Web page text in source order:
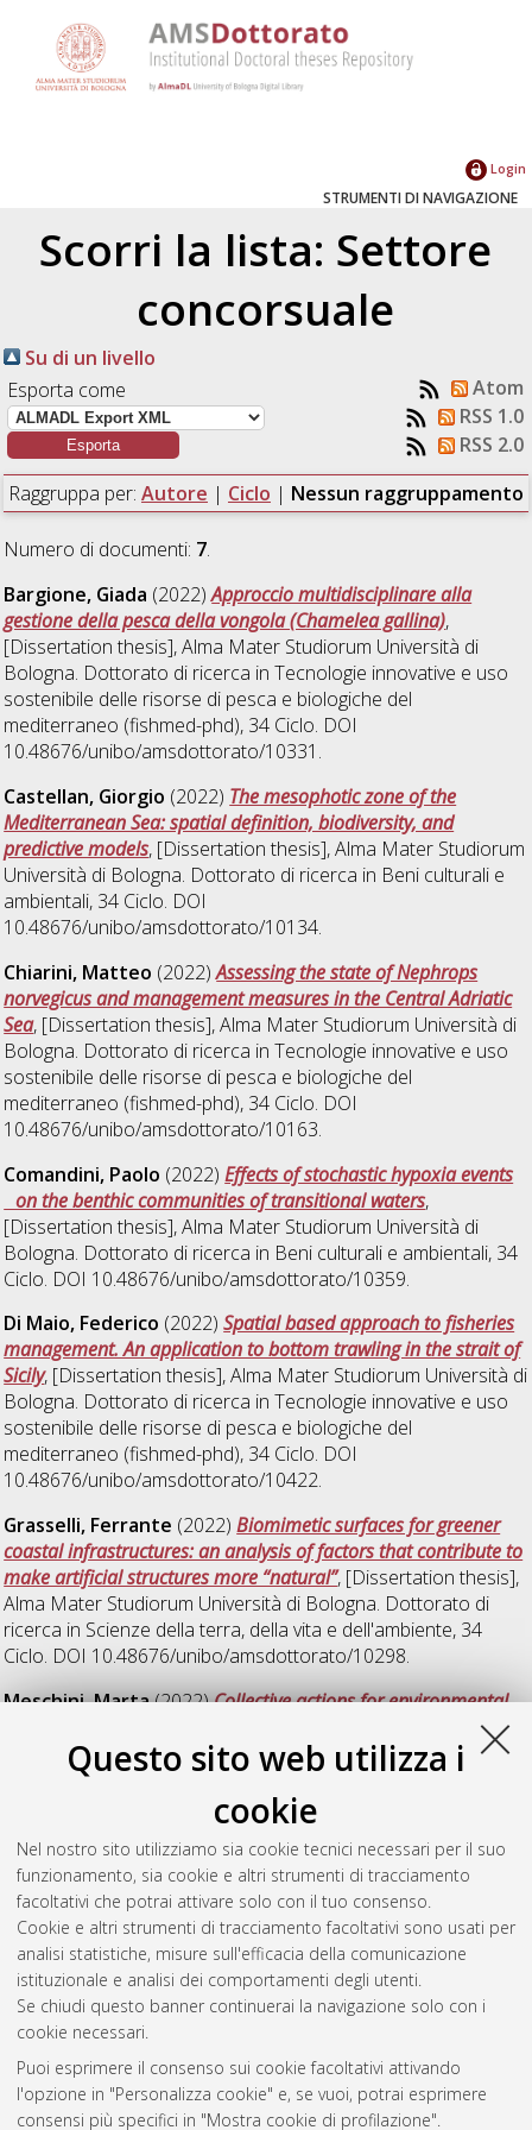
Questo sito web utilizza i
cookie
Nel nostro sito utilizziamo sia cookie tecnici necessari per il suo
funzionamento, sia cookie e altri strumenti di tracciamento
facoltativi che potrai attivare solo con il tuo consenso.
Cookie e altri strumenti di tracciamento facoltativi sono usati per
analisi statistiche, misure sull'efficacia della comunicazione
istituzionale e analisi dei comportamenti degli utenti.
Se chiudi questo banner continuerai la navigazione solo con i
cookie necessari.
Puoi esprimere il consenso sui cookie facoltativi attivando
l'opzione in "Personalizza cookie" e, se vuoi, potrai esprimere
consensi più specifici in "Mostra cookie di profilazione".
Login
STRUMENTI DI NAVIGAZIONE
Scorri la lista: Settore
concorsuale
Su di un livello
Esporta come
Atom
RSS 1.0
RSS 2.0
Raggruppa per: Autore | Ciclo | Nessun raggruppamento
Numero di documenti: 7.
Bargione, Giada (2022)Approccio multidisciplinare alla
gestione della pesca della vongola (Chamelea gallina),
[Dissertation thesis], Alma Mater Studiorum Università di
Bologna. Dottorato di ricerca inTecnologie innovative e uso
sostenibile delle risorse di pesca e biologiche del
mediterraneo (fishmed-phd), 34 Ciclo. DOI
10.48676/unibo/amsdottorato/10331.
Castellan, Giorgio (2022) The mesophotic zone of the
Mediterranean Sea: spatial definition, biodiversity, and
predictive models, [Dissertation thesis], Alma Mater Studiorum
Università di Bologna. Dottorato di ricerca in Beni culturali e
ambientali, 34 Ciclo. DOI
10.48676/unibo/amsdottorato/10134.
Chiarini, Matteo (2022)Assessing the state of Nephrops
norvegicus and management measures in the Central Adriatic
Sea, [Dissertation thesis], Alma Mater Studiorum Università di
Bologna. Dottorato di ricerca inTecnologie innovative e uso
sostenibile delle risorse di pesca e biologiche del
mediterraneo (fishmed-phd), 34 Ciclo. DOI
10.48676/unibo/amsdottorato/10163.
Comandini, Paolo (2022)Effects of stochastic hypoxia events
on the benthic communities of transitional waters,
[Dissertation thesis], Alma Mater Studiorum Università di
Bologna. Dottorato di ricerca in Beni culturali e ambientali, 34
Ciclo. DOI 10.48676/unibo/amsdottorato/10359.
Di Maio, Federico (2022)Spatial based approach to fisheries
management. An application to bottom trawling in the strait of
Sicily, [Dissertation thesis], Alma Mater Studiorum Università di
Bologna. Dottorato di ricerca inTecnologie innovative e uso
sostenibile delle risorse di pesca e biologiche del
mediterraneo (fishmed-phd), 34 Ciclo. DOI
10.48676/unibo/amsdottorato/10422.
Grasselli, Ferrante (2022)Biomimetic surfaces for greener
coastal infrastructures: an analysis of factors that contribute to
make artificial structures more “natural”, [Dissertation thesis],
Alma Mater Studiorum Università di Bologna. Dottorato di
ricerca in Scienze della terra, della vita e dell'ambiente, 34
Ciclo. DOI 10.48676/unibo/amsdottorato/10298.
Meschini, Marta(2022)Collective actions for environmental
environmental education, and participatory approach
[Dissertation thesis], Alma Mater Studiorum Università di
Bologna. Dottorato di ricerca inTecnologie innovative e uso
sostenibile delle risorse di pesca e biologiche del
mediterraneo (fishmed-phd), 34 Ciclo. DOI
10.48676/unibo/amsdottorato/10305.
Questa lista e' stata generata il Thu Aug 6 20:38:22 2026
Atom
Rss 1.0
Rss 2.0